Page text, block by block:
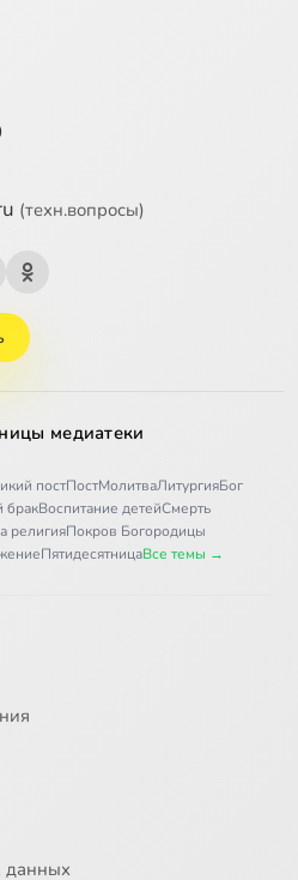
(техн.вопросы)
медиатеки
постПостМолитваЛитургияБог
бракВоспитание детейСмерть
религияПокров Богородицы
ПятидесятницаВсе темы →
данных